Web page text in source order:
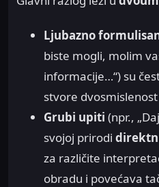
Ljubazno
biste mogli, molim
informacije…“) su
stvore
Grubi upiti (npr.,
svojoj prirodi
za različite
obradu i povećava